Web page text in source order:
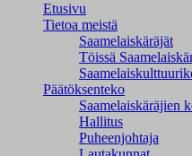
Etusivu
Tietoa meistä
Saamelaiskäräjät
Töissä
Päätöksenteko
Saamelaiskäräjien
Hallitus
Puheenjohtaja